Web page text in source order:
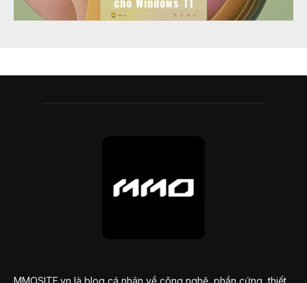
MMOSITE.vn là blog cá nhân về công nghệ, phần cứng, thiết